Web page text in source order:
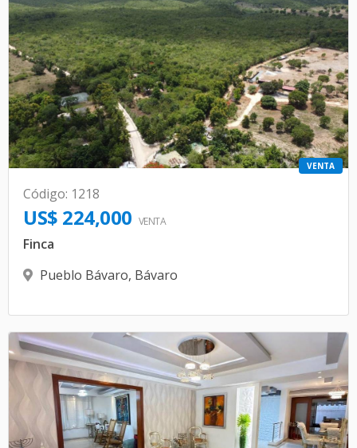
VENTA
Código: 1218
US$ 224,000 VENTA
Finca
Pueblo Bávaro, Bávaro